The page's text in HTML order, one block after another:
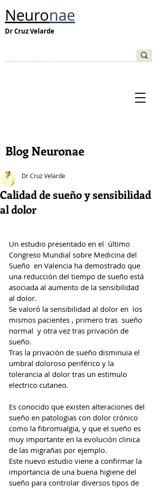
Neuronae
Dr Cruz Velarde
Blog Neuronae
Calidad de sueño y sensibilidad
al dolor
Dr Cruz Velarde
Un estudio presentado en el  último
Congreso Mundial sobre Medicina del
Sueño  en Valencia ha demostrado que
una reducción del tiempo de sueño está
asociada al aumento de la sensibilidad
al dolor.
Se valoró la sensibilidad al dolor en  los
mismos pacientes , primero tras  sueño
normal  y otra vez tras privación de
sueño.
Tras la privación de sueño disminuia el
umbral doloroso periférico y la
tolerancia al dolor tras un estimulo
electrico cutaneo.
Es conocido que existen alteraciones del
sueño en patologias con dolor crónico
como la fibromialgia, y que el sueño es
muy importante en la evolución clinica
de las migrañas por ejemplo.
Este nuevo estudio viene a confirmar la
importancia de una buena higiene del
sueño para controlar diversos tipos de